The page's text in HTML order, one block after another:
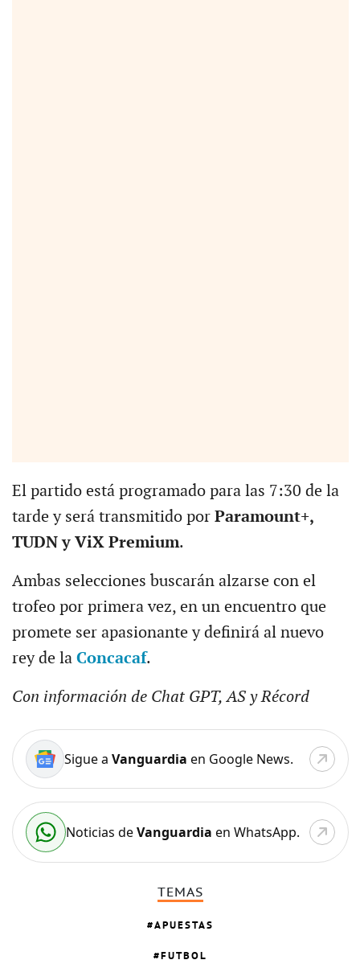
El partido está programado para las 7:30 de la
tarde y será transmitido por Paramount+,
TUDN y ViX Premium.
Ambas selecciones buscarán alzarse con el
trofeo por primera vez, en un encuentro que
promete ser apasionante y definirá al nuevo
rey de la Concacaf.
Con información de Chat GPT, AS y Récord
Sigue a Vanguardia en Google News.
Noticias deVanguardia en WhatsApp.
TEMAS
APUESTAS
FUTBOL